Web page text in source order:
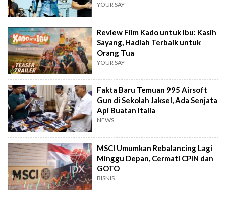
YOUR SAY
Review Film Kado untuk Ibu: Kasih
Sayang, Hadiah Terbaik untuk
Orang Tua
YOUR SAY
Fakta Baru Temuan 995 Airsoft
Gun di Sekolah Jaksel, Ada Senjata
Api Buatan Italia
NEWS
MSCI Umumkan Rebalancing Lagi
Minggu Depan, Cermati CPIN dan
GOTO
BISNIS